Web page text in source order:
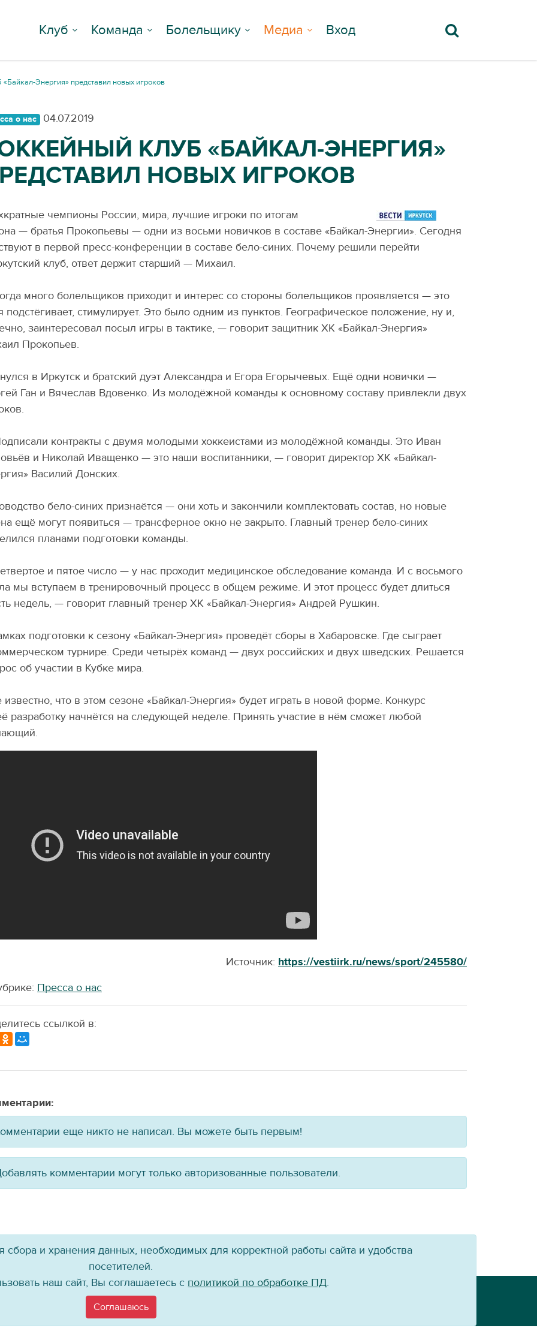
Клуб Команда Болельщику Медиа Вход
Энергия» представил новых игроков
о нас 04.07.2019
КЛУБ «БАЙКАЛ-ЭНЕРГИЯ»
НОВЫХ ИГРОКОВ
чемпионы России, мира, лучшие игроки по итогам
— братья Прокопьевы — одни из восьми новичков в составе «Байкал-Энергии». Сегодня
в первой пресс-конференции в составе бело-синих. Почему решили перейти
клуб, ответ держит старший — Михаил.
много болельщиков приходит и интерес со стороны болельщиков проявляется — это
подстёгивает, стимулирует. Это было одним из пунктов. Географическое положение, ну и,
заинтересовал посыл игры в тактике, — говорит защитник ХК «Байкал-Энергия»
Прокопьев.
в Иркутск и братский дуэт Александра и Егора Егорычевых. Ещё одни новички —
Ган и Вячеслав Вдовенко. Из молодёжной команды к основному составу привлекли двух
контракты с двумя молодыми хоккеистами из молодёжной команды. Это Иван
и Николай Иващенко — это наши воспитанники, — говорит директор ХК «Байкал-
Василий Донских.
бело-синих признаётся — они хоть и закончили комплектовать состав, но новые
ещё могут появиться — трансферное окно не закрыто. Главный тренер бело-синих
планами подготовки команды.
и пятое число — у нас проходит медицинское обследование команда. И с восьмого
мы вступаем в тренировочный процесс в общем режиме. И этот процесс будет длиться
недель, — говорит главный тренер ХК «Байкал-Энергия» Андрей Рушкин.
подготовки к сезону «Байкал-Энергия» проведёт сборы в Хабаровске. Где сыграет
турнире. Среди четырёх команд — двух российских и двух шведских. Решается
об участии в Кубке мира.
что в этом сезоне «Байкал-Энергия» будет играть в новой форме. Конкурс
разработку начнётся на следующей неделе. Принять участие в нём сможет любой
Источник: https://vestiirk.ru/news/sport/245580/
Пресса о нас
ссылкой в:
еще никто не написал. Вы можете быть первым!
комментарии могут только авторизованные пользователи.
Присоединяйтесь к нам!
©Хоккейный клуб «Байкал-Энергия», 2004–2026
сбора и хранения данных, необходимых для корректной работы сайта и удобства
посетителей.
наш сайт, Вы соглашаетесь с политикой по обработке ПД.
Соглашаюсь